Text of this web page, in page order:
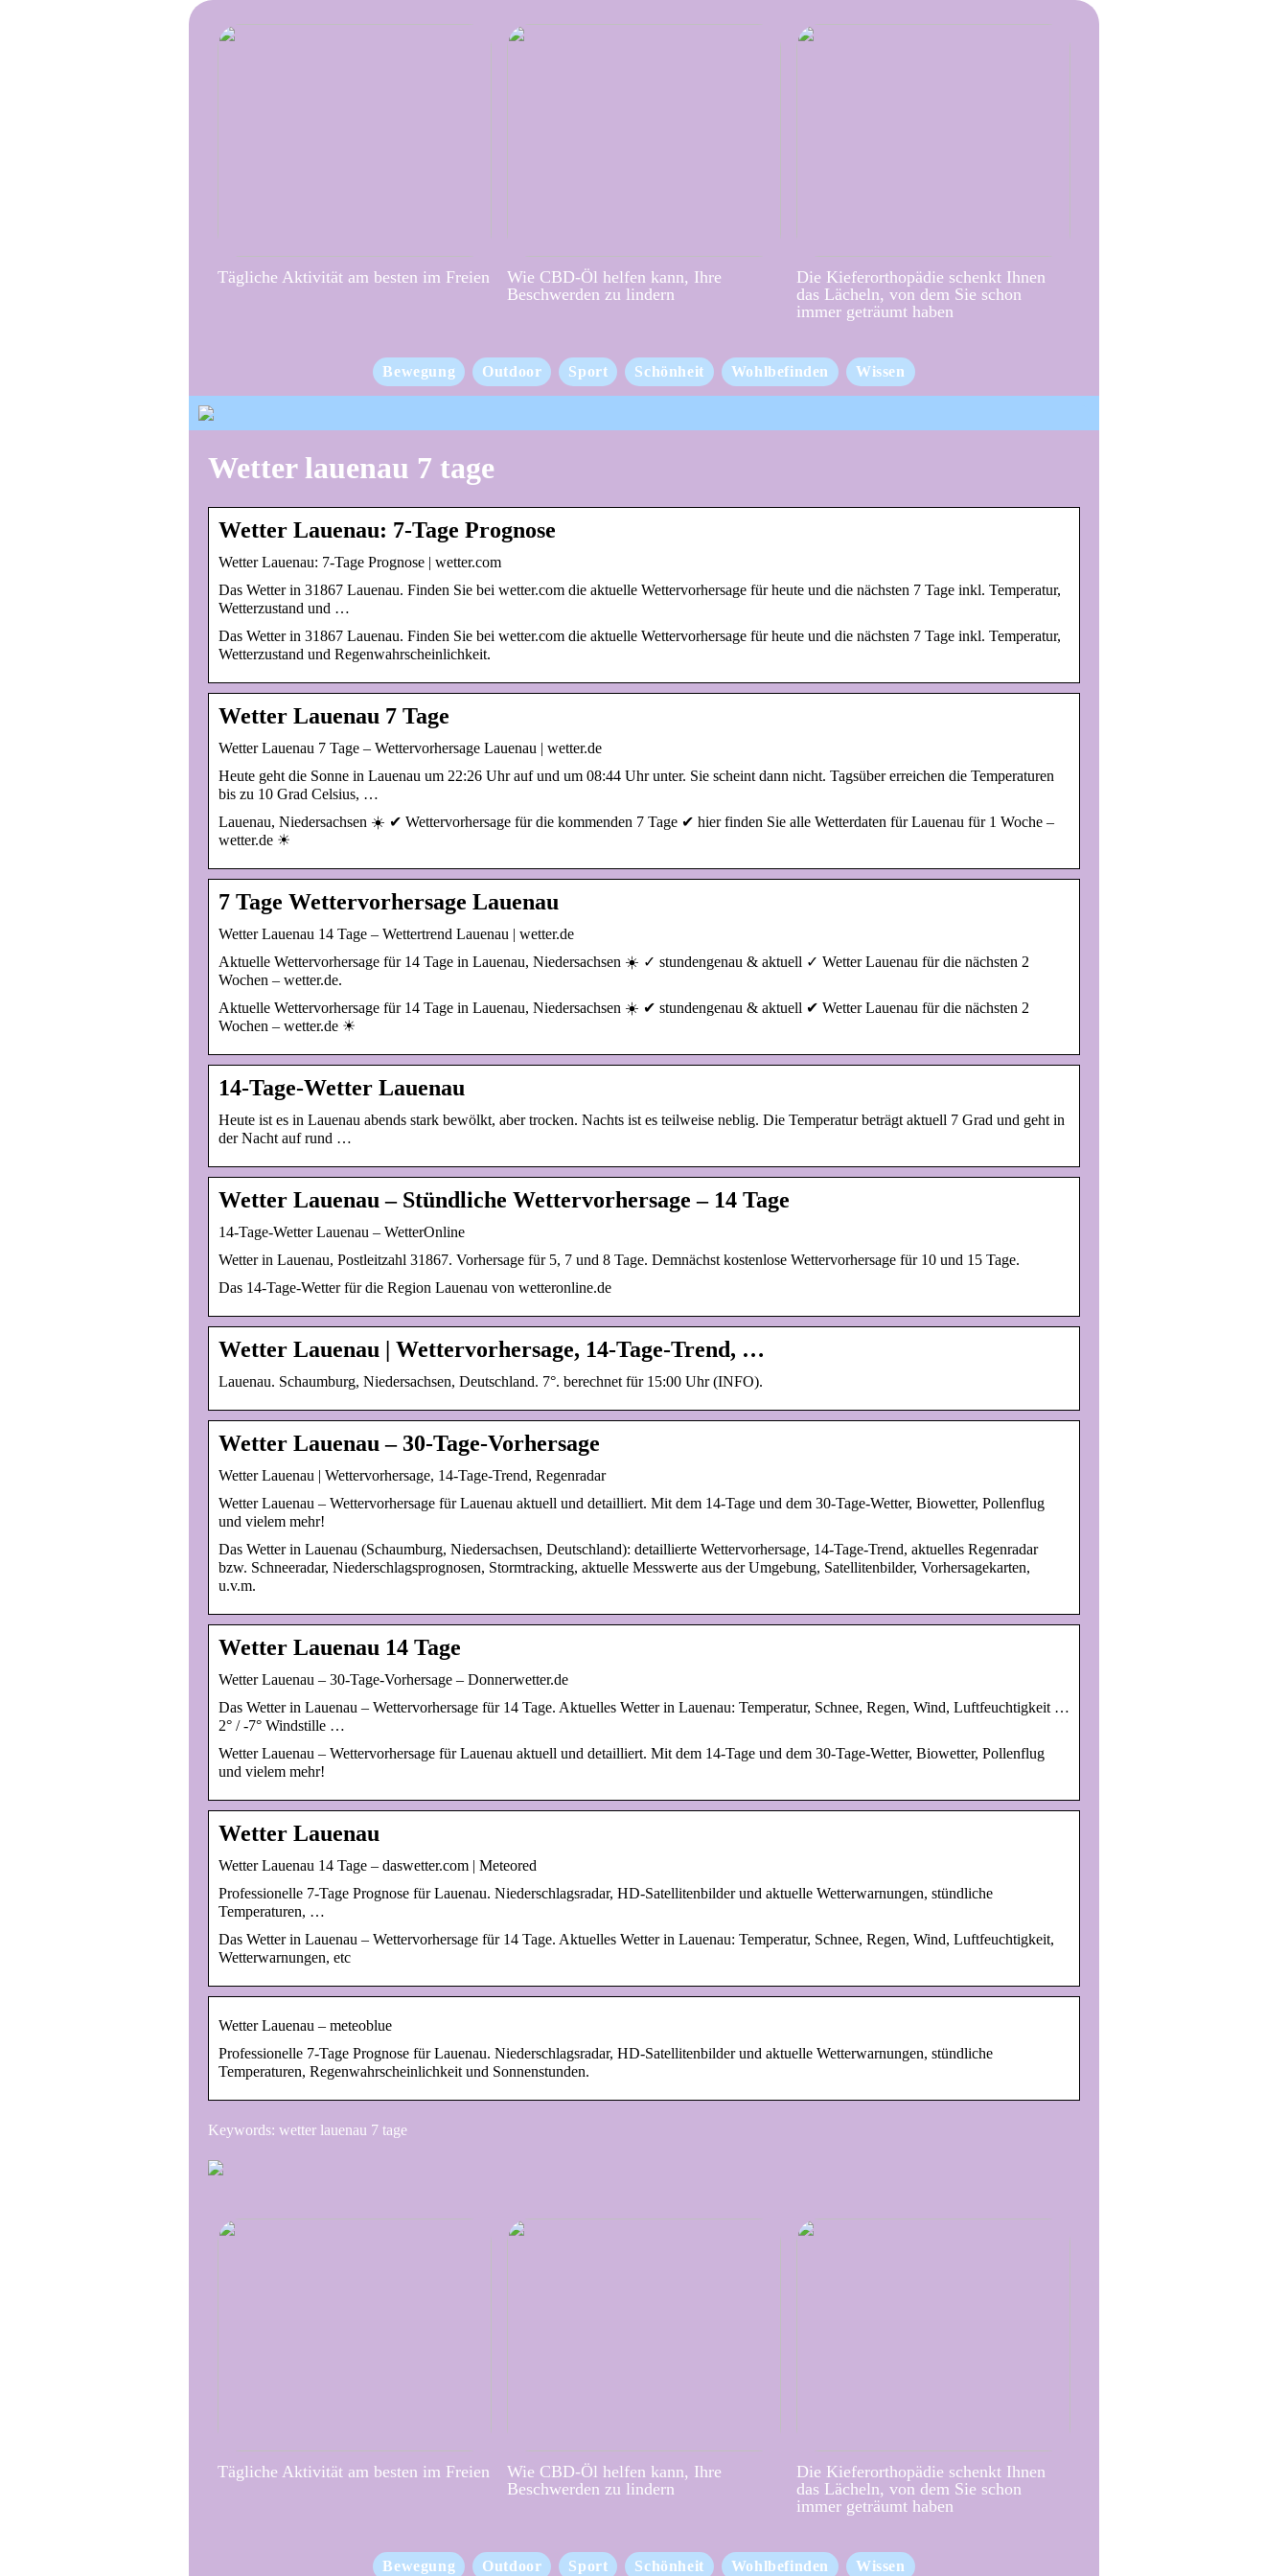
Tägliche Aktivität am besten im Freien
Wie CBD-Öl helfen kann, Ihre
Beschwerden zu lindern
Die Kieferorthopädie schenkt Ihnen
das Lächeln, von dem Sie schon
immer geträumt haben
Bewegung Outdoor Sport Schönheit Wohlbefinden Wissen
Wetter lauenau 7 tage
Wetter Lauenau: 7-Tage Prognose
Wetter Lauenau: 7-Tage Prognose | wetter.com
Das Wetter in 31867 Lauenau. Finden Sie bei wetter.com die aktuelle Wettervorhersage für heute und die nächsten 7 Tage inkl. Temperatur,
Wetterzustand und …
Das Wetter in 31867 Lauenau. Finden Sie bei wetter.com die aktuelle Wettervorhersage für heute und die nächsten 7 Tage inkl. Temperatur,
Wetterzustand und Regenwahrscheinlichkeit.
Wetter Lauenau 7 Tage
Wetter Lauenau 7 Tage – Wettervorhersage Lauenau | wetter.de
Heute geht die Sonne in Lauenau um 22:26 Uhr auf und um 08:44 Uhr unter. Sie scheint dann nicht. Tagsüber erreichen die Temperaturen
bis zu 10 Grad Celsius, …
Lauenau, Niedersachsen ☀️ ✔ Wettervorhersage für die kommenden 7 Tage ✔ hier finden Sie alle Wetterdaten für Lauenau für 1 Woche –
wetter.de ☀
7 Tage Wettervorhersage Lauenau
Wetter Lauenau 14 Tage – Wettertrend Lauenau | wetter.de
Aktuelle Wettervorhersage für 14 Tage in Lauenau, Niedersachsen ☀️ ✓ stundengenau & aktuell ✓ Wetter Lauenau für die nächsten 2
Wochen – wetter.de.
Aktuelle Wettervorhersage für 14 Tage in Lauenau, Niedersachsen ☀️ ✔ stundengenau & aktuell ✔ Wetter Lauenau für die nächsten 2
Wochen – wetter.de ☀
14-Tage-Wetter Lauenau
Heute ist es in Lauenau abends stark bewölkt, aber trocken. Nachts ist es teilweise neblig. Die Temperatur beträgt aktuell 7 Grad und geht in
der Nacht auf rund …
Wetter Lauenau – Stündliche Wettervorhersage – 14 Tage
14-Tage-Wetter Lauenau – WetterOnline
Wetter in Lauenau, Postleitzahl 31867. Vorhersage für 5, 7 und 8 Tage. Demnächst kostenlose Wettervorhersage für 10 und 15 Tage.
Das 14-Tage-Wetter für die Region Lauenau von wetteronline.de
Wetter Lauenau | Wettervorhersage, 14-Tage-Trend, …
Lauenau. Schaumburg, Niedersachsen, Deutschland. 7°. berechnet für 15:00 Uhr (INFO).
Wetter Lauenau – 30-Tage-Vorhersage
Wetter Lauenau | Wettervorhersage, 14-Tage-Trend, Regenradar
Wetter Lauenau – Wettervorhersage für Lauenau aktuell und detailliert. Mit dem 14-Tage und dem 30-Tage-Wetter, Biowetter, Pollenflug
und vielem mehr!
Das Wetter in Lauenau (Schaumburg, Niedersachsen, Deutschland): detaillierte Wettervorhersage, 14-Tage-Trend, aktuelles Regenradar
bzw. Schneeradar, Niederschlagsprognosen, Stormtracking, aktuelle Messwerte aus der Umgebung, Satellitenbilder, Vorhersagekarten,
u.v.m.
Wetter Lauenau 14 Tage
Wetter Lauenau – 30-Tage-Vorhersage – Donnerwetter.de
Das Wetter in Lauenau – Wettervorhersage für 14 Tage. Aktuelles Wetter in Lauenau: Temperatur, Schnee, Regen, Wind, Luftfeuchtigkeit …
2° / -7° Windstille …
Wetter Lauenau – Wettervorhersage für Lauenau aktuell und detailliert. Mit dem 14-Tage und dem 30-Tage-Wetter, Biowetter, Pollenflug
und vielem mehr!
Wetter Lauenau
Wetter Lauenau 14 Tage – daswetter.com | Meteored
Professionelle 7-Tage Prognose für Lauenau. Niederschlagsradar, HD-Satellitenbilder und aktuelle Wetterwarnungen, stündliche
Temperaturen, …
Das Wetter in Lauenau – Wettervorhersage für 14 Tage. Aktuelles Wetter in Lauenau: Temperatur, Schnee, Regen, Wind, Luftfeuchtigkeit,
Wetterwarnungen, etc
Wetter Lauenau – meteoblue
Professionelle 7-Tage Prognose für Lauenau. Niederschlagsradar, HD-Satellitenbilder und aktuelle Wetterwarnungen, stündliche
Temperaturen, Regenwahrscheinlichkeit und Sonnenstunden.
Keywords: wetter lauenau 7 tage
Tägliche Aktivität am besten im Freien
Wie CBD-Öl helfen kann, Ihre
Beschwerden zu lindern
Die Kieferorthopädie schenkt Ihnen
das Lächeln, von dem Sie schon
immer geträumt haben
Bewegung Outdoor Sport Schönheit Wohlbefinden Wissen